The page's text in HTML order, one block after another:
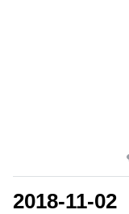
2018-11-02